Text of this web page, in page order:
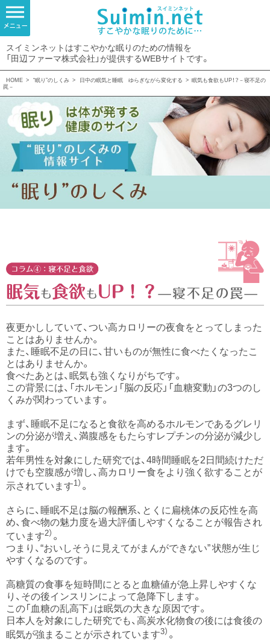
スイミンネットはすこやかな眠りのための情報を
「田辺ファーマ株式会社」が提供するWEBサイトです。
HOME > “眠り”のしくみ > 日中の眠気と睡眠 ゆらぎながら変化する > 眠気も食欲もUP！？－寝不足の
罠－
夜更かししていて、つい高カロリーの夜食をとってしまった
ことはありませんか。
また、睡眠不足の日に、甘いものが無性に食べたくなったこ
とはありませんか。
食べたあとは、眠気も強くなりがちです。
この背景には、「ホルモン」「脳の反応」「血糖変動」の3つのし
くみが関わっています。
まず、睡眠不足になると食欲を高めるホルモンであるグレリ
ンの分泌が増え、満腹感をもたらすレプチンの分泌が減少し
ます。
若年男性を対象にした研究では、4時間睡眠を2日間続けただ
けでも空腹感が増し、高カロリー食をより強く欲することが
示されています1） 。
さらに、睡眠不足は脳の報酬系、とくに扁桃体の反応性を高
め、食べ物の魅力度を過大評価しやすくなることが報告され
ています2） 。
つまり、“おいしそうに見えてがまんができない” 状態が生じ
やすくなるのです。
高糖質の食事を短時間にとると血糖値が急上昇しやすくな
り、その後インスリンによって急降下します。
この「血糖の乱高下」は眠気の大きな原因です。
日本人を対象にした研究でも、高炭水化物食の後には食後の
眠気が強まることが示されています3） 。